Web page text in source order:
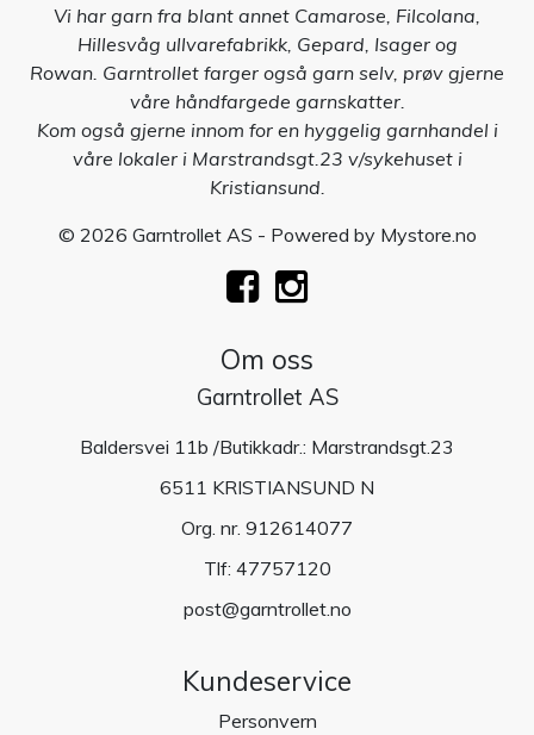
Vi har garn fra blant annet Camarose, Filcolana,
Hillesvåg ullvarefabrikk, Gepard, Isager og
Rowan. Garntrollet farger også garn selv, prøv gjerne
våre håndfargede garnskatter.
Kom også gjerne innom for en hyggelig garnhandel i
våre lokaler i Marstrandsgt.23 v/sykehuset i
Kristiansund.
© 2026 Garntrollet AS - Powered by Mystore.no
Om oss
Garntrollet AS
Baldersvei 11b /Butikkadr.: Marstrandsgt.23
6511 KRISTIANSUND N
Org. nr. 912614077
Tlf: 47757120
post@garntrollet.no
Kundeservice
Personvern